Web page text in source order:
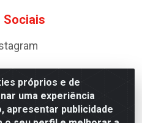
próprios e de
uma experiência
apresentar publicidade
Sociais
Antoneto LTDA - BA-052,
BA, 44600-000 - CNPJ